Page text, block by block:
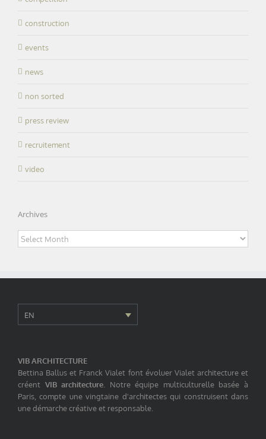
construction
events
news
non sorted
press review
recruitement
video
Archives
Archives
EN
VIB ARCHITECTURE
Bettina Ballus et Franck Vialet font évoluer Vialet architecture et
créent VIB architecture . Notre équipe multiculturelle basée à
Paris, compte une vingtaine d'architectes qui construisent dans
une démarche créative et responsable.